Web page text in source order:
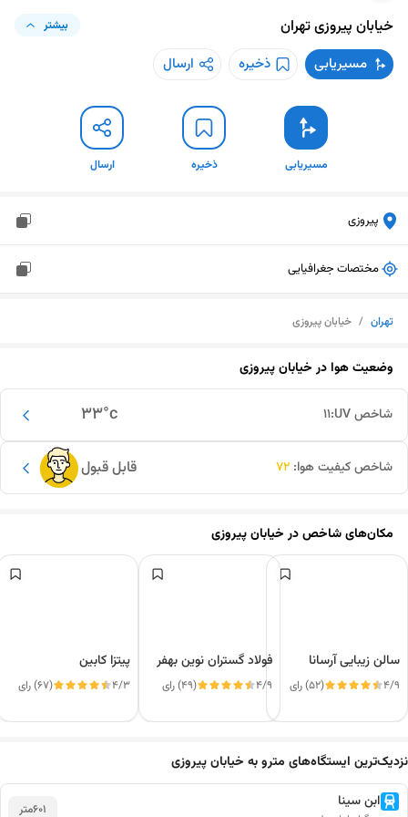
خیابان پیروزیتهران بیشتر
مسیریابی ذخیره ارسال
مسیریابی ذخیره ارسال
پیروزی
مختصات جغرافیایی
تهران / خیابان پیروزی
وضعیت هوا درخیابان پیروزی
33°c شاخص UV: 11
قابل قبول شاخص کیفیت هوا: 72
مکان‌های شاخص درخیابان پیروزی
سالن زیبایی آرسانا
4/9 (52) رای
فولاد گستران نوین بهفر
4/9 (49) رای
پیتزا کابین
4/3 (67) رای
نزدیک‌ترین ایستگاه‌های مترو به خیابان پیروزی
601متر ابن سینا